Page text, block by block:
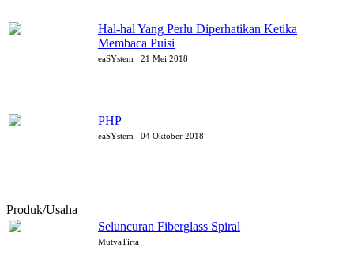
Hal-hal Yang Perlu Diperhatikan Ketika
Membaca Puisi
eaSYstem 21 Mei 2018
PHP
eaSYstem 04 Oktober 2018
Produk/Usaha
Seluncuran Fiberglass Spiral
MutyaTirta